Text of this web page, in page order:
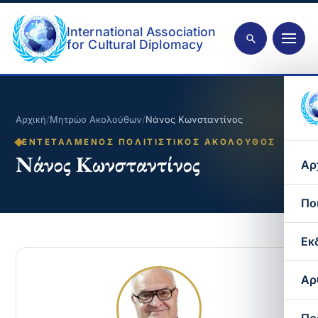
International Association
for Cultural Diplomacy
Αρχική/Μητρώο Ακολούθων/Νάνος Κωνσταντίνος
ΕΝΤΕΤΑΛΜΈΝΟΣ ΠΟΛΙΤΙΣΤΙΚΌΣ ΑΚΌΛΟΥΘΟΣ
Νάνος Κωνσταντίνος